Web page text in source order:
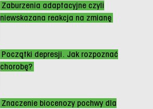
Zaburzenia adaptacyjne czyli
niewskazana reakcja na zmianę
Początki depresji. Jak rozpoznać
chorobę?
Znaczenie biocenozy pochwy dla